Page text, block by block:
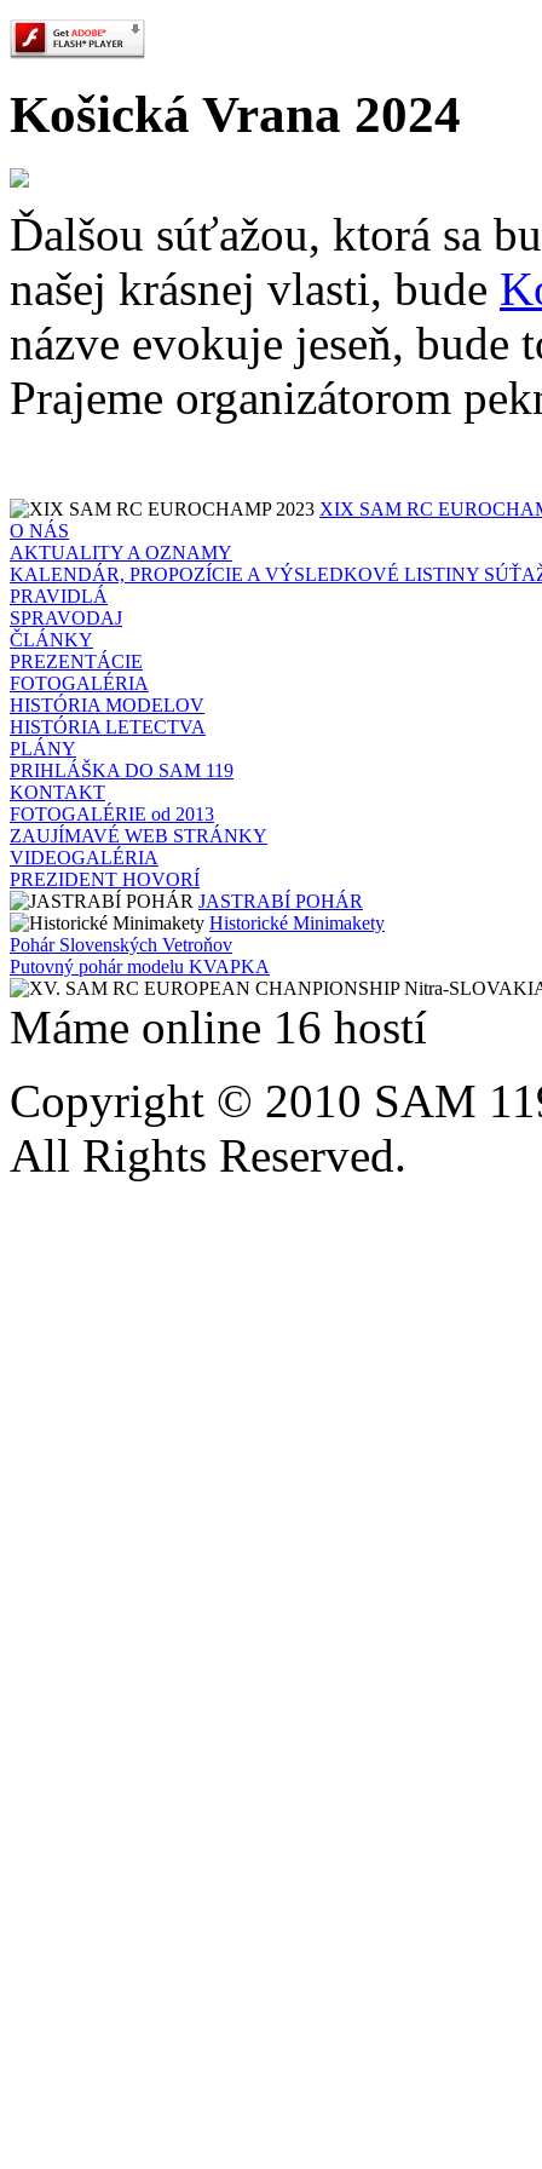
Košická Vrana 2024
Ďalšou súťažou, ktorá sa
našej krásnej vlasti, bude
názve evokuje jeseň, bude
Prajeme organizátorom
XIX SAM RC
O NÁS
AKTUALITY A OZNAMY
KALENDÁR, PROPOZÍCIE A VÝSLEDKOVÉ LISTINY
PRAVIDLÁ
SPRAVODAJ
ČLÁNKY
PREZENTÁCIE
FOTOGALÉRIA
HISTÓRIA MODELOV
HISTÓRIA LETECTVA
PLÁNY
PRIHLÁŠKA DO SAM 119
KONTAKT
FOTOGALÉRIE od 2013
ZAUJÍMAVÉ WEB STRÁNKY
VIDEOGALÉRIA
PREZIDENT HOVORÍ
JASTRABÍ POHÁR
Historické Minimakety
Pohár Slovenských Vetroňov
Putovný pohár modelu KVAPKA
Máme online 16 hostí
Copyright © 2010 SAM
All Rights Reserved.